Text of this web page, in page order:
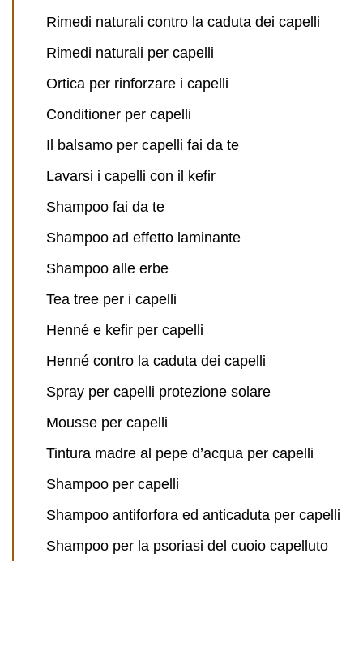
Rimedi naturali contro la caduta dei capelli
Rimedi naturali per capelli
Ortica per rinforzare i capelli
Conditioner per capelli
Il balsamo per capelli fai da te
Lavarsi i capelli con il kefir
Shampoo fai da te
Shampoo ad effetto laminante
Shampoo alle erbe
Tea tree per i capelli
Henné e kefir per capelli
Henné contro la caduta dei capelli
Spray per capelli protezione solare
Mousse per capelli
Tintura madre al pepe d’acqua per capelli
Shampoo per capelli
Shampoo antiforfora ed anticaduta per capelli
Shampoo per la psoriasi del cuoio capelluto